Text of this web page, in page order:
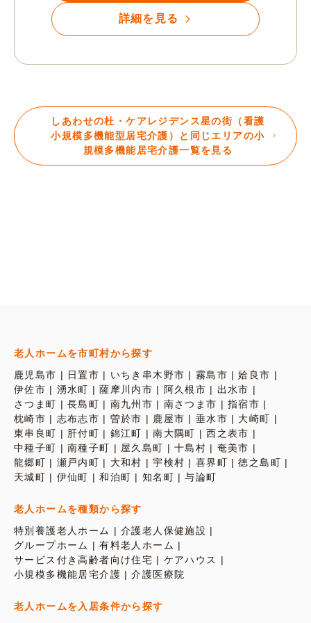
詳細を見る
しあわせの杜・ケアレジデンス星の街（看護
小規模多機能型居宅介護）と同じエリアの小
規模多機能居宅介護一覧を見る
老人ホームを市町村から探す
鹿児島市
日置市 いちき串木野市 霧島市
姶良市
伊佐市
湧水町 薩摩川内市 阿久根市
出水市
さつま町
長島町 南九州市 南さつま市
指宿市
枕崎市
志布志市 曽於市 鹿屋市 垂水市
大崎町
東串良町
肝付町 錦江町 南大隅町
西之表市
中種子町
南種子町 屋久島町 十島村
奄美市
龍郷町
瀬戸内町 大和村 宇検村 喜界町
徳之島町
天城町
伊仙町 和泊町 知名町 与論町
老人ホームを種類から探す
特別養護老人ホーム
介護老人保健施設
グループホーム
有料老人ホーム
サービス付き高齢者向け住宅
ケアハウス
小規模多機能居宅介護
介護医療院
老人ホームを入居条件から探す